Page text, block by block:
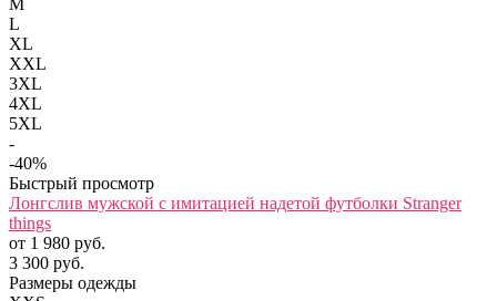
L
XL
XXL
3XL
4XL
5XL
-
-40%
Быстрый просмотр
Лонгслив мужской с имитацией надетой футболки Stranger
things
от 1 980 руб.
3 300 руб.
Размеры одежды